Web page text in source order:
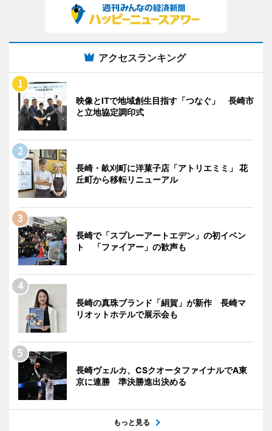
アクセスランキング
映像とITで地域創生目指す「つなぐ」 長崎市
と立地協定調印式
長崎・畝刈町に洋菓子店「アトリエミミ」 花
丘町から移転リニューアル
長崎で「スプレーアートエデン」の初イベン
ト 「ファイアー」の歓声も
長崎の真珠ブランド「絹賀」が新作 長崎マ
リオットホテルで展示会も
長崎ヴェルカ、CSクオータファイナルでA東
京に連勝 準決勝進出決める
もっと見る